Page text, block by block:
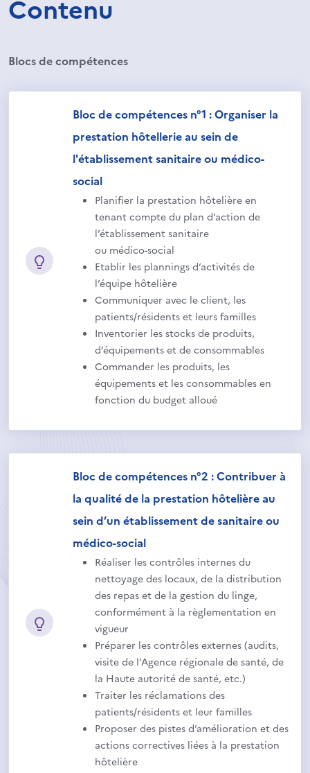
Contenu
Blocs de compétences
Bloc de compétences n°1 : Organiser la
prestation hôtellerie au sein de
l'établissement sanitaire ou médico-
social
Planifier la prestation hôtelière en
tenant compte du plan d’action de
l’établissement sanitaire
ou médico-social
Etablir les plannings d’activités de
l’équipe hôtelière
Communiquer avec le client, les
patients/résidents et leurs familles
Inventorier les stocks de produits,
d’équipements et de consommables
Commander les produits, les
équipements et les consommables en
fonction du budget alloué
Bloc de compétences n°2 : Contribuer à
la qualité de la prestation hôtelière au
sein d’un établissement de sanitaire ou
médico-social
Réaliser les contrôles internes du
nettoyage des locaux, de la distribution
des repas et de la gestion du linge,
conformément à la règlementation en
vigueur
Préparer les contrôles externes (audits,
visite de l’Agence régionale de santé, de
la Haute autorité de santé, etc.)
Traiter les réclamations des
patients/résidents et leur familles
Proposer des pistes d’amélioration et des
actions correctives liées à la prestation
hôtelière